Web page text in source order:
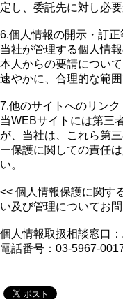
定し、委託先に対し必
6.個人情報の開示・訂正
当社が管理する個人情
本人からの要請につい
速やかに、合理的な範
7.他のサイトへのリンク
当WEBサイトには第三
が、当社は、これら第
ー保護に関しての責任
い。
<< 個人情報保護に関す
い及び管理についてお
個人情報取扱相談窓口
電話番号：03-5967-